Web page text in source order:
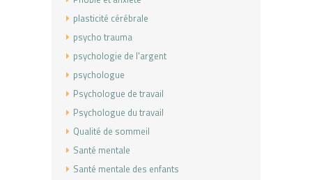
plasticité cérébrale
psycho trauma
psychologie de l'argent
psychologue
Psychologue de travail
Psychologue du travail
Qualité de sommeil
Santé mentale
Santé mentale des enfants